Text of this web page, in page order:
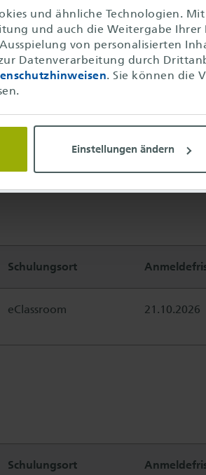
und ähnliche Technologien.
und auch die Weitergabe
von personalisierten
Datenverarbeitung durch
. Sie können die
Einstellungen ändern
Schulungsort Anmeldefrist
eClassroom 09.09.2026
Schulungsort
eClassroom 21.10.2026
Schulungsort